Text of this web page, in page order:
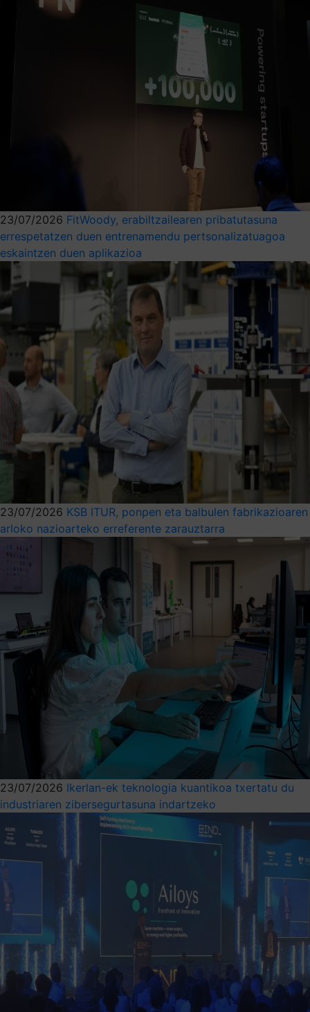
23/07/2026 FitWoody, erabiltzailearen pribatutasuna
errespetatzen duen entrenamendu pertsonalizatuagoa
eskaintzen duen aplikazioa
23/07/2026 KSB ITUR, ponpen eta balbulen fabrikazioaren
arloko nazioarteko erreferente zarauztarra
23/07/2026 Ikerlan-ek teknologia kuantikoa txertatu du
industriaren zibersegurtasuna indartzeko